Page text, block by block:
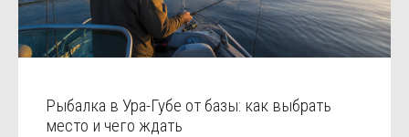
Рыбалка в Ура-Губе от базы: как выбрать
место и чего ждать